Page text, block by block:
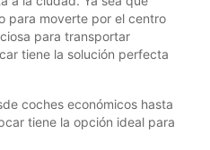
para moverte por el centro
para transportar
tiene la solución perfecta
coches económicos hasta
tiene la opción ideal para